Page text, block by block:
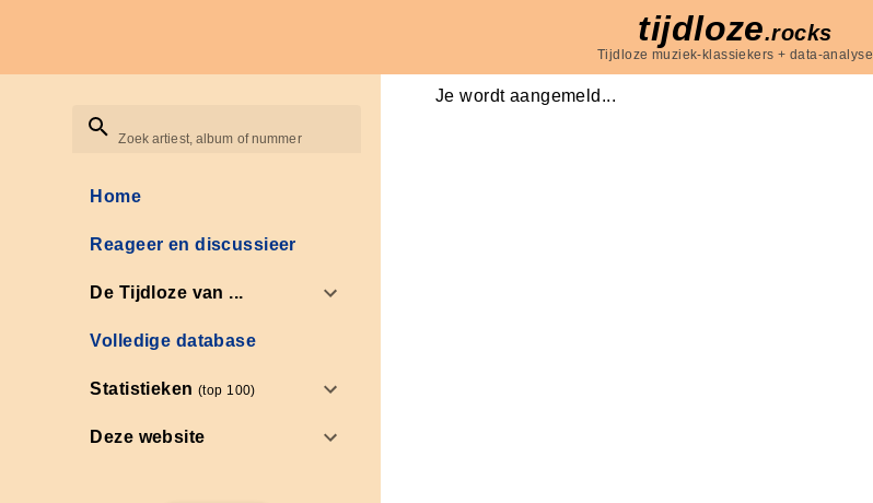
tijdloze.rocks
Tijdloze muziek-klassiekers + data-analyse
Zoek artiest, album of nummer
Home
Reageer en discussieer
De Tijdloze van ...
Volledige database
Statistieken(top 100)
Deze website
Je wordt aangemeld...